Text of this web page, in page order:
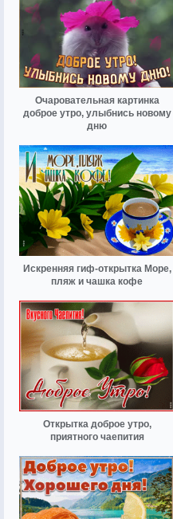
Очаровательная картинка
доброе утро, улыбнись новому
дню
Искренняя гиф-открытка Море,
пляж и чашка кофе
Открытка доброе утро,
приятного чаепития